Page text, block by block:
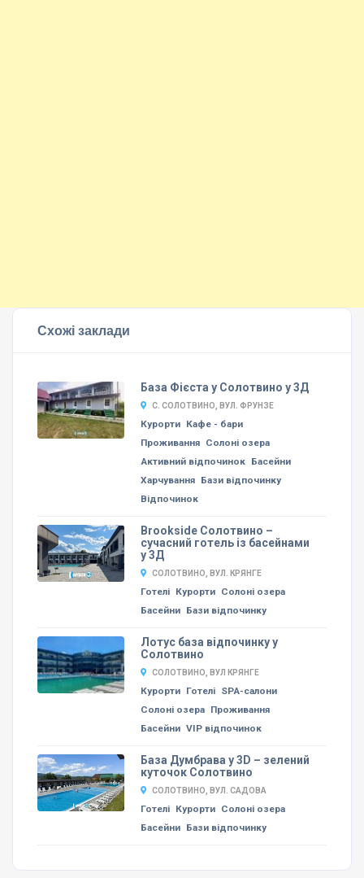
Схожі заклади
База Фієста у Солотвино у 3Д
С. СОЛОТВИНО, ВУЛ. ФРУНЗЕ
Курорти Кафе - бари
Проживання Солоні озера
Активний відпочинок Басейни
Харчування Бази відпочинку
Відпочинок
Brookside Солотвино –
сучасний готель із басейнами
у 3Д
СОЛОТВИНО, ВУЛ. КРЯНГЕ
Готелі Курорти Солоні озера
Басейни Бази відпочинку
Лотус база відпочинку у
Солотвино
СОЛОТВИНО, ВУЛ КРЯНГЕ
Курорти Готелі SPA-салони
Солоні озера Проживання
Басейни VIP відпочинок
База Думбрава у 3D – зелений
куточок Солотвино
СОЛОТВИНО, ВУЛ. САДОВА
Готелі Курорти Солоні озера
Басейни Бази відпочинку